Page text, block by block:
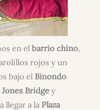
en el barrio chino,
rojos y un
bajo el Binondo
Jones Bridgey
llegar a la Plaza